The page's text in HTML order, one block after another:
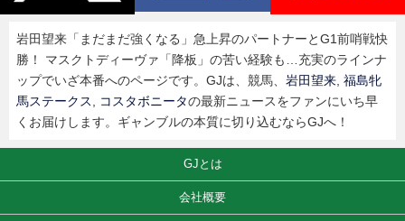
岩田望来「まだまだ強くなる」急上昇のパートナーとG1前哨戦快
勝！ マスクトディーヴァ「降板」の苦い経験も…充実のラインナ
ップでいざ本番へのページです。GJは、競馬、 岩田望来 福島牝
馬ステークス
コスタボニータの最新ニュースをファンにいち早
くお届けします。ギャンブルの本質に切り込むならGJへ！
GJとは
会社概要